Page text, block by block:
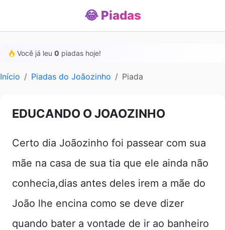
😂 Piadas
Você já leu 0 piadas hoje!
Início Piadas do Joãozinho Piada
EDUCANDO O JOAOZINHO
Certo dia Joãozinho foi passear com sua
mãe na casa de sua tia que ele ainda não
conhecia,dias antes deles irem a mãe do
João lhe encina como se deve dizer
quando bater a vontade de ir ao banheiro